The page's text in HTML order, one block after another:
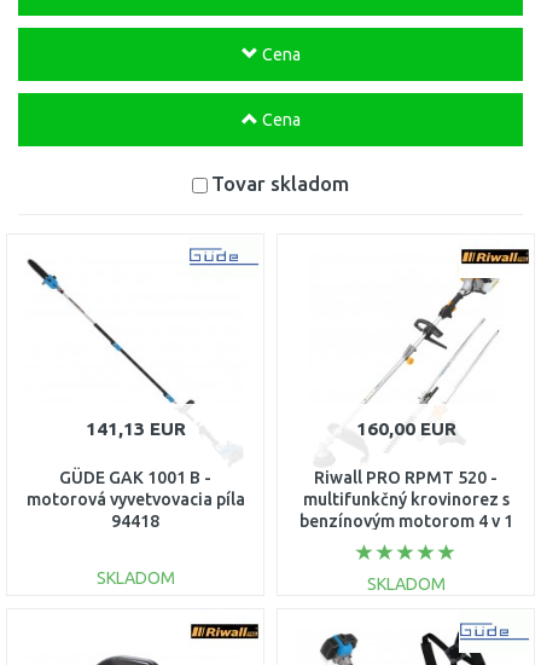
Cena
Cena
Tovar skladom
141,13 EUR
GÜDE GAK 1001 B -
motorová vyvetvovacia píla
94418
SKLADOM
DO KOŠÍKA
160,00 EUR
Riwall PRO RPMT 520 -
multifunkčný krovinorez s
benzínovým motorom 4 v 1
PB41A2001095B
SKLADOM
DO KOŠÍKA